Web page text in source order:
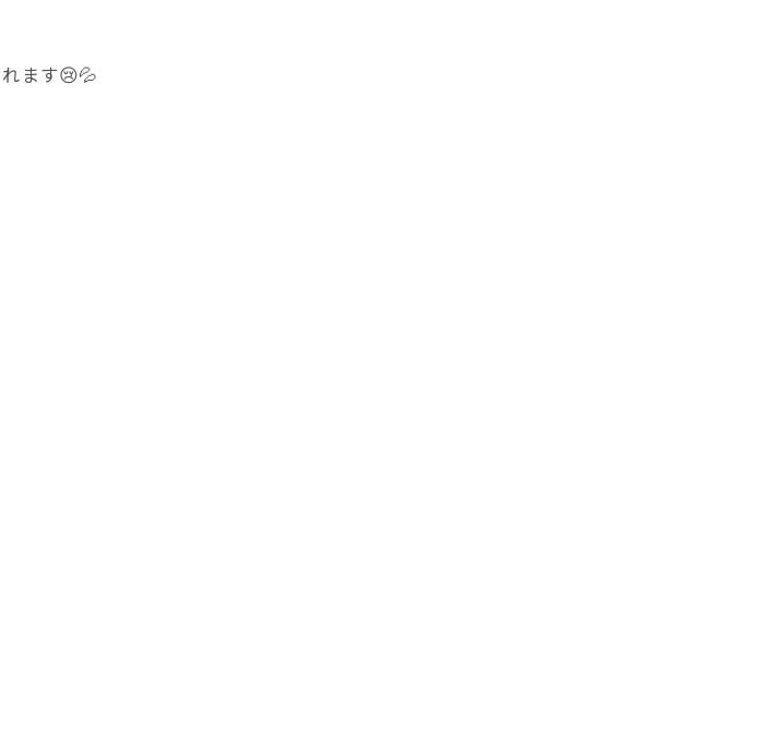
ます😢💦